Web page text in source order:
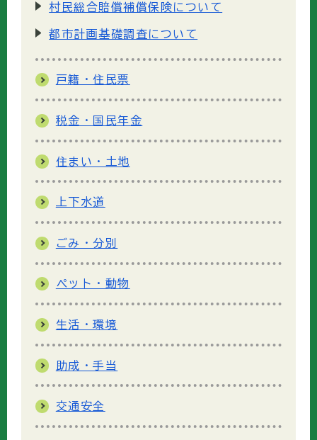
村民総合賠償補償保険について
都市計画基礎調査について
戸籍・住民票
税金・国民年金
住まい・土地
上下水道
ごみ・分別
ペット・動物
生活・環境
助成・手当
交通安全